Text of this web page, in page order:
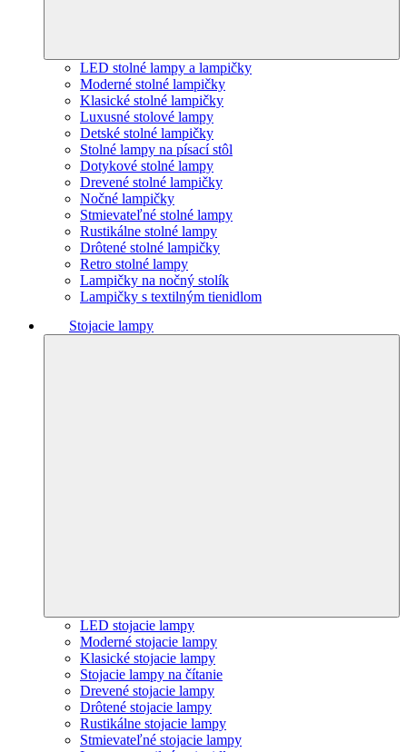
LED stolné lampy a lampičky
Moderné stolné lampičky
Klasické stolné lampičky
Luxusné stolové lampy
Detské stolné lampičky
Stolné lampy na písací stôl
Dotykové stolné lampy
Drevené stolné lampičky
Nočné lampičky
Stmievateľné stolné lampy
Rustikálne stolné lampy
Drôtené stolné lampičky
Retro stolné lampy
Lampičky na nočný stolík
Lampičky s textilným tienidlom
Stojacie lampy
LED stojacie lampy
Moderné stojacie lampy
Klasické stojacie lampy
Stojacie lampy na čítanie
Drevené stojacie lampy
Drôtené stojacie lampy
Rustikálne stojacie lampy
Stmievateľné stojacie lampy